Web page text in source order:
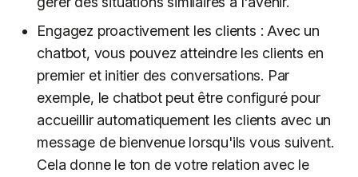
Engagez proactivement les clients : Avec un
chatbot, vous pouvez atteindre les clients en
premier et initier des conversations. Par
exemple, le chatbot peut être configuré pour
accueillir automatiquement les clients avec un
message de bienvenue lorsqu'ils vous suivent.
Cela donne le ton de votre relation avec le